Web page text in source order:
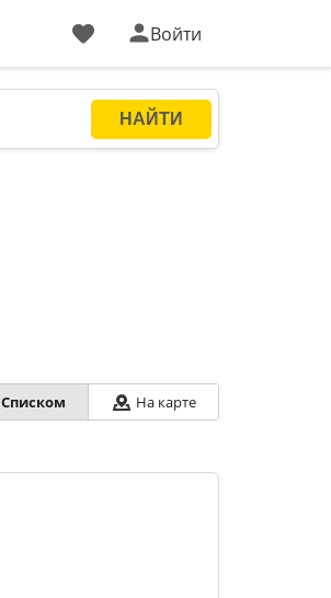
Войти
Списком На карте